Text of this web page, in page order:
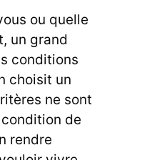
ou quelle
un grand
conditions
choisit un
ne sont
de
rendre